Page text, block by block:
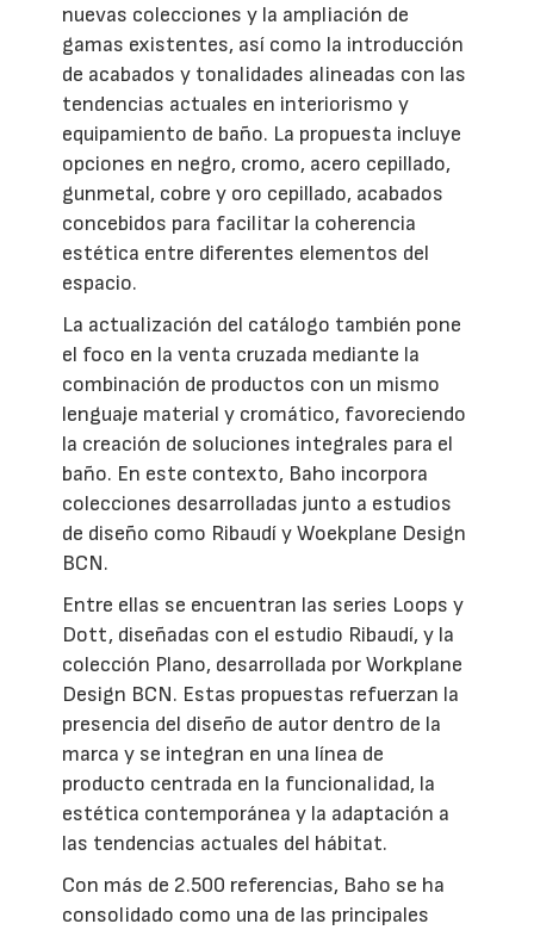
nuevas colecciones y la ampliación de
gamas existentes, así como la introducción
de acabados y tonalidades alineadas con las
tendencias actuales en interiorismo y
equipamiento de baño. La propuesta incluye
opciones en negro, cromo, acero cepillado,
gunmetal, cobre y oro cepillado, acabados
concebidos para facilitar la coherencia
estética entre diferentes elementos del
espacio.
La actualización del catálogo también pone
el foco en la venta cruzada mediante la
combinación de productos con un mismo
lenguaje material y cromático, favoreciendo
la creación de soluciones integrales para el
baño. En este contexto, Baho incorpora
colecciones desarrolladas junto a estudios
de diseño como Ribaudí y Woekplane Design
BCN.
Entre ellas se encuentran las series Loops y
Dott, diseñadas con el estudio Ribaudí, y la
colección Plano, desarrollada por Workplane
Design BCN. Estas propuestas refuerzan la
presencia del diseño de autor dentro de la
marca y se integran en una línea de
producto centrada en la funcionalidad, la
estética contemporánea y la adaptación a
las tendencias actuales del hábitat.
Con más de 2.500 referencias, Baho se ha
consolidado como una de las principales